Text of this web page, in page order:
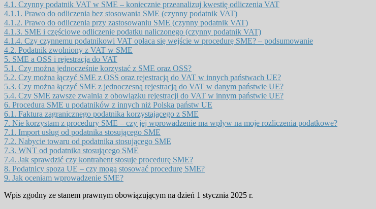
4.1. Czynny podatnik VAT w SME – koniecznie przeanalizuj kwestię odliczenia VAT
4.1.1. Prawo do odliczenia bez stosowania SME (czynny podatnik VAT)
4.1.2. Prawo do odliczenia przy zastosowaniu SME (czynny podatnik VAT)
4.1.3. SME i częściowe odliczenie podatku naliczonego (czynny podatnik VAT)
4.1.4. Czy czynnemu podatnikowi VAT opłaca się wejście w procedurę SME? – podsumowanie
4.2. Podatnik zwolniony z VAT w SME
5. SME a OSS i rejestracja do VAT
5.1. Czy można jednocześnie korzystać z SME oraz OSS?
5.2. Czy można łączyć SME z OSS oraz rejestracją do VAT w innych państwach UE?
5.3. Czy można łączyć SME z jednoczesną rejestracją do VAT w danym państwie UE?
5.4. Czy SME zawsze zwalnia z obowiązku rejestracji do VAT w innym państwie UE?
6. Procedura SME u podatników z innych niż Polska państw UE
6.1. Faktura zagranicznego podatnika korzystającego z SME
7. Nie korzystam z procedury SME – czy jej wprowadzenie ma wpływ na moje rozliczenia podatkowe?
7.1. Import usług od podatnika stosującego SME
7.2. Nabycie towaru od podatnika stosującego SME
7.3. WNT od podatnika stosującego SME
7.4. Jak sprawdzić czy kontrahent stosuje procedurę SME?
8. Podatnicy spoza UE – czy mogą stosować procedurę SME?
9. Jak oceniam wprowadzenie SME?
Wpis zgodny ze stanem prawnym obowiązującym na dzień 1 stycznia 2025 r.